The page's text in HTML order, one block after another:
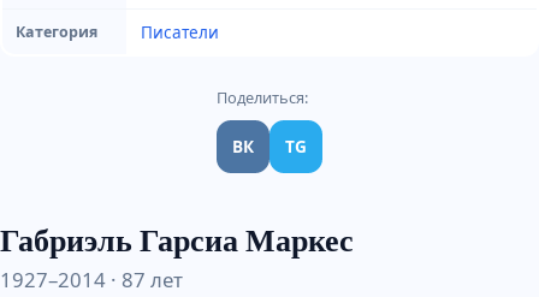
Категория Писатели
Поделиться:
ВК TG
Габриэль Гарсиа Маркес
1927–2014 · 87 лет